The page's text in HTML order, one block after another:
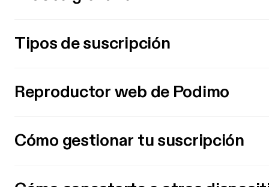
Tipos de suscripción
Reproductor web de Podimo
Cómo gestionar tu suscripción